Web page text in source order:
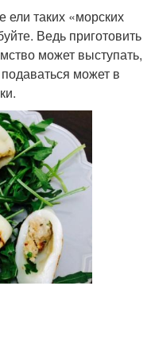
таких «морских
Ведь приготовить
может выступать,
может в